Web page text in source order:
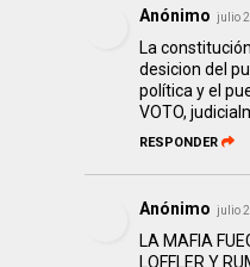
Anónimo julio
La
desicion del
política y el
VOTO,
RESPONDER
Anónimo julio
LA MAFIA
LOFFLER Y